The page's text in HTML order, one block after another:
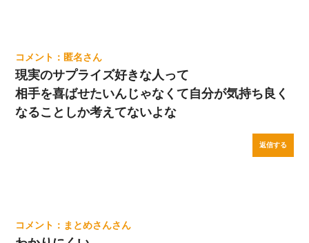
匿名
現実のサプライズ好きな人って
相手を喜ばせたいんじゃなくて自分が気持ち良く
なることしか考えてないよな
返信する
まとめさん